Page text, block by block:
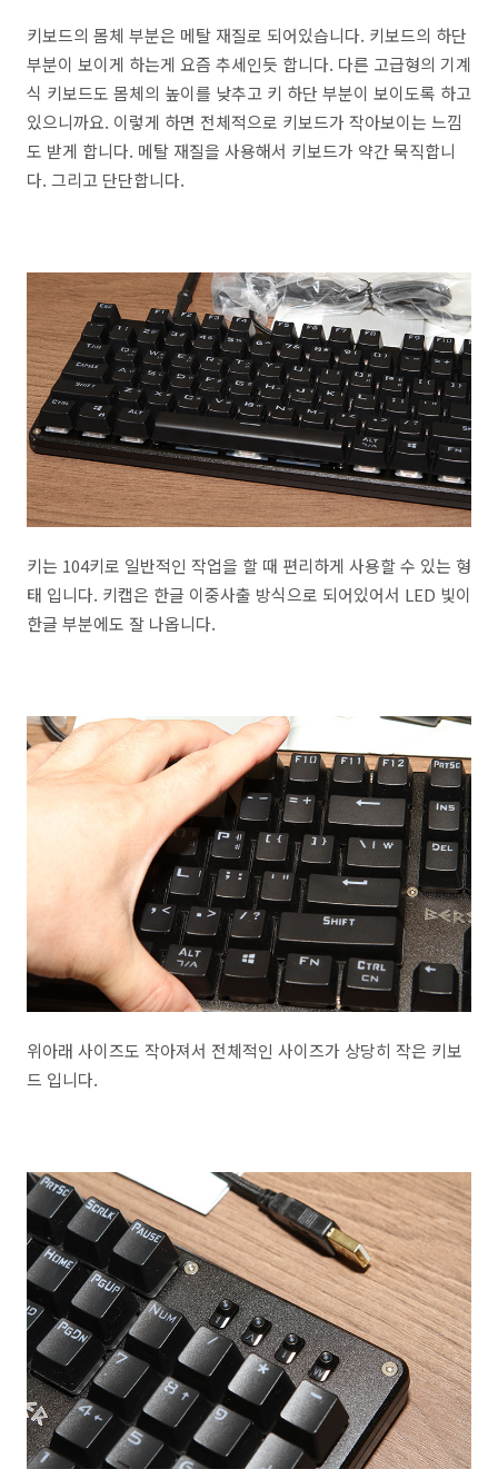
키보드의 몸체 부분은 메탈 재질로 되어있습니다. 키보드의 하단
부분이 보이게 하는게 요즘 추세인듯 합니다. 다른 고급형의 기계
식 키보드도 몸체의 높이를 낮추고 키 하단 부분이 보이도록 하고
있으니까요. 이렇게 하면 전체적으로 키보드가 작아보이는 느낌
도 받게 합니다. 메탈 재질을 사용해서 키보드가 약간 묵직합니
다. 그리고 단단합니다.
키는 104키로 일반적인 작업을 할 때 편리하게 사용할 수 있는 형
태 입니다. 키캡은 한글 이중사출 방식으로 되어있어서 LED 빛이
한글 부분에도 잘 나옵니다.
위아래 사이즈도 작아져서 전체적인 사이즈가 상당히 작은 키보
드 입니다.